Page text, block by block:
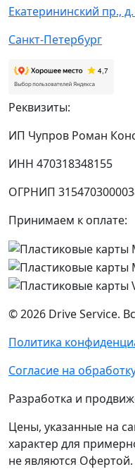
Екатерининский пр.,
Санкт-Петербург
Реквизиты:
ИП Чупров Роман
ИНН 470318348155
ОГРНИП
Принимаем к оплате:
©2026 Drive Service.
Политика
Согласие на
Разработка и
Цены, указанные на
характер для
не являются Офертой.